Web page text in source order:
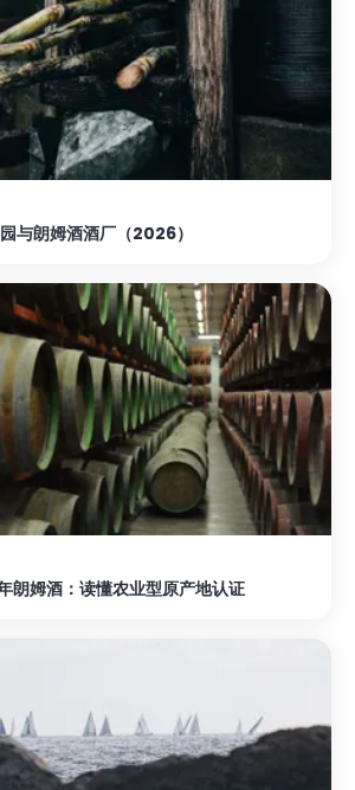
与朗姆酒酒厂（2026）
朗姆酒：读懂农业型原产地认证